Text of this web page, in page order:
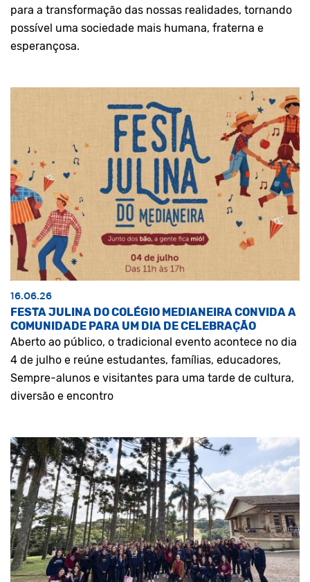
para a transformação das nossas realidades, tornando
possível uma sociedade mais humana, fraterna e
esperançosa.
16.06.26
FESTA JULINA DO COLÉGIO MEDIANEIRA CONVIDA A
COMUNIDADE PARA UM DIA DE CELEBRAÇÃO
Aberto ao público, o tradicional evento acontece no dia
4 de julho e reúne estudantes, famílias, educadores,
Sempre-alunos e visitantes para uma tarde de cultura,
diversão e encontro